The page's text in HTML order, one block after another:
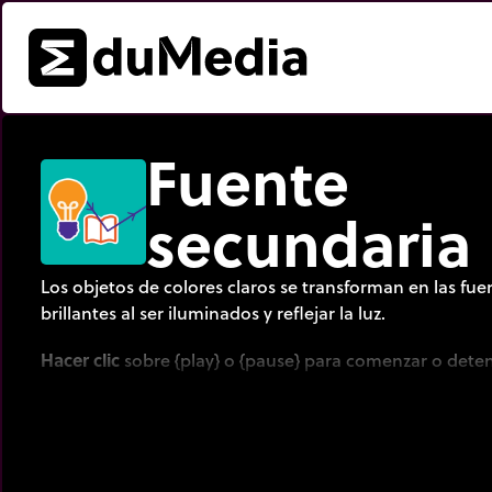
Fuente
secundaria
Los objetos de colores claros se transforman en las
brillantes al ser iluminados y reflejar la luz.
Hacerclic sobre {play} o {pause} para comenzar o